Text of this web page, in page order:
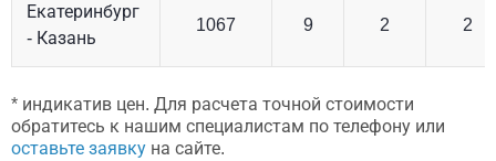
Екатеринбург
- Казань
1067 9 2 2
* индикатив цен. Для расчета точной стоимости
обратитесь к нашим специалистам по телефону или
оставьте заявку на сайте.